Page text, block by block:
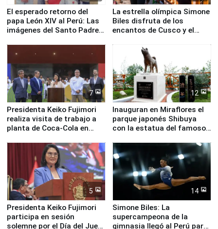
El esperado retorno del
papa León XIV al Perú: Las
imágenes del Santo Padre
La estrella olímpica Simone
Biles disfruta de los
encantos de Cusco y el
7
Presidenta Keiko Fujimori
realiza visita de trabajo a
planta de Coca-Cola en
12
Inauguran en Miraflores el
parque japonés Shibuya
con la estatua del famoso
5
Presidenta Keiko Fujimori
participa en sesión
solemne por el Día del Juez
14
Simone Biles: La
supercampeona de la
gimnasia llegó al Perú para